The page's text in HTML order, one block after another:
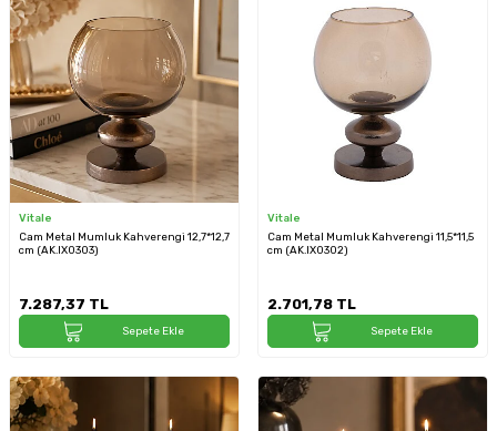
Vitale
Cam Metal Mumluk Kahverengi 12,7*12,7
cm (AK.IX0303)
7.287,37 TL
Sepete Ekle
Vitale
Cam Metal Mumluk Kahverengi 11,5*11,5
cm (AK.IX0302)
2.701,78 TL
Sepete Ekle